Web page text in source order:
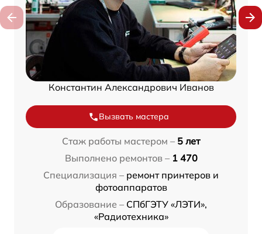
Константин Александрович Иванов
Вызвать мастера
Стаж работы мастером – 5 лет
Выполнено ремонтов – 1 470
Специализация – ремонт принтеров и
фотоаппаратов
Образование – СПбГЭТУ «ЛЭТИ»,
«Радиотехника»